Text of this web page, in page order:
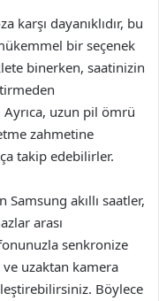
karşı dayanıklıdır, bu
bir seçenek
binerken, saatinizin
uzun pil ömrü
zahmetine
takip edebilirler.
akıllı saatler,
arası
senkronize
uzaktan kamera
Böylece